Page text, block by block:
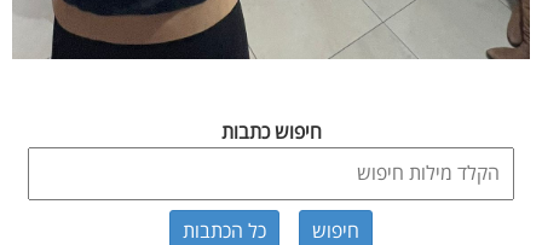
חיפוש כתבות
כל הכתבות